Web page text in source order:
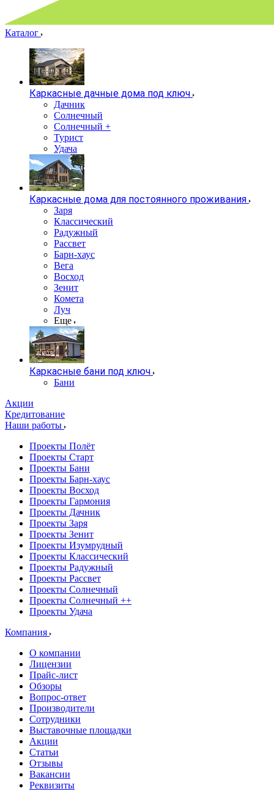
Каталог
Каркасные дачные дома под ключ
Дачник
Солнечный
Солнечный +
Турист
Удача
Каркасные дома для постоянного проживания
Заря
Классический
Радужный
Рассвет
Барн-хаус
Вега
Восход
Зенит
Комета
Луч
Еще
Каркасные бани под ключ
Бани
Акции
Кредитование
Наши работы
Проекты Полёт
Проекты Старт
Проекты Бани
Проекты Барн-хаус
Проекты Восход
Проекты Гармония
Проекты Дачник
Проекты Заря
Проекты Зенит
Проекты Изумрудный
Проекты Классический
Проекты Радужный
Проекты Рассвет
Проекты Солнечный
Проекты Солнечный ++
Проекты Удача
Компания
О компании
Лицензии
Прайс-лист
Обзоры
Вопрос-ответ
Производители
Сотрудники
Выставочные площадки
Акции
Статьи
Отзывы
Вакансии
Реквизиты